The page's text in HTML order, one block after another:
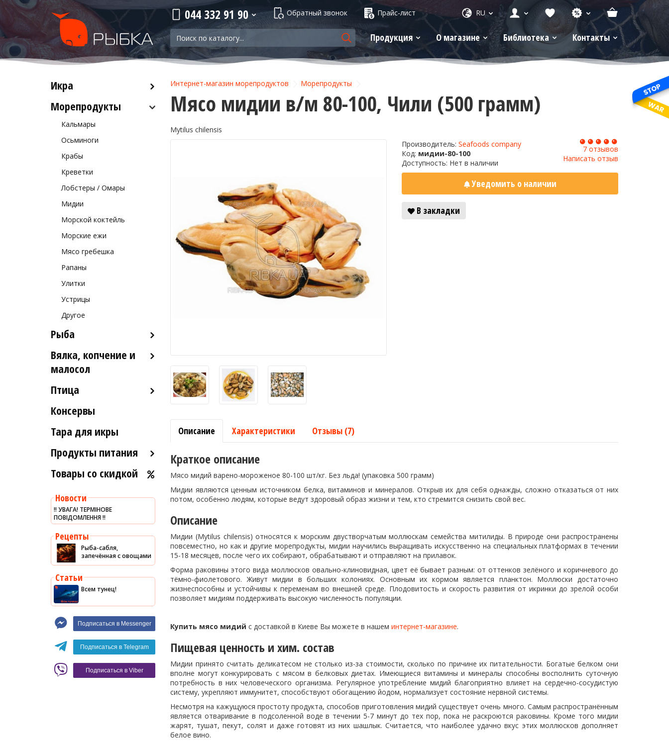
044 332 91 90 Обратный звонок Прайс-лист RU
Продукция О магазине Библиотека Контакты
Икра
Красная икра
Морепродукты
Кальмары
Осьминоги
Крабы
Креветки
Лобстеры / Омары
Мидии
Морской коктейль
Морские ежи
Мясо гребешка
Рапаны
Улитки
Устрицы
Другое
Рыба
Рыба деликатесных сортов
Рыба столовых сортов
Вялка, копчение и
малосол
Икра вяленая
Рыба слабосоленая
Рыба холодного и
Птица
Индейка
Консервы
Тара для икры
Продукты питания
Оливковое масло
Уксус
Сыры
Соусы
Сладости
Рис
Оливки
Мясные изделия
Вино
Белое вино
Красное вино
Кофе
Blaser
Товары со скидкой
Новости
‼️ УВАГА! ТЕРМІНОВЕ
ПОВІДОМЛЕННЯ ‼️
Рецепты
Рыба-сабля,
запечённая с овощами
Статьи
Всем тунец!
Подписаться в Messenger
Подписаться в Telegram
Подписаться в Viber
Интернет-магазин морепродуктов Морепродукты
Мясо мидии в/м 80-100, Чили (500 грамм)
Mytilus chilensis
Производитель: Seafoods company
Код: мидии-80-100
Доступность: Нет в наличии
7 отзывов
Написать отзыв
Уведомить о наличии
В закладки
Описание Характеристики Отзывы (7)
Краткое описание
Мясо мидий варено-мороженое 80-100 шт/кг. Без льда! (упаковка 500 грамм)
Мидии являются ценным источником белка, витаминов и минералов. Открыв их для себя однажды, сложно отказаться от них
потом, особенно людям, которые ведут здоровый образ жизни и тем, кто стремится снизить свой вес.
Описание
Мидии (Mytilus chilensis) относятся к морским двустворчатым моллюскам семейства митилиды. В природе они распространены
повсеместно, но как и другие морепродукты, мидии научились выращивать искусственно на специальных платформах в течении
15-18 месяцев, после чего их собирают, обрабатывают и отправляют на прилавок.
Форма раковины этого вида моллюсков овально-клиновидная, цвет её бывает разным: от оттенков зелёного и коричневого до
тёмно-фиолетового. Живут мидии в больших колониях. Основным их кормом является планктон. Моллюски достаточно
жизнеспособны и устойчивы к переменам во внешней среде. Плодовитость и скорость развития от икринки до зрелой особи
позволяет мидиям поддерживать высокую численность популяции.
Купить мясо мидий с доставкой в Киеве Вы можете в нашем интернет-магазине.
Пищевая ценность и хим. состав
Мидии принято считать деликатесом не столько из-за стоимости, сколько по причине их питательности. Богатые белком они
вполне могут конкурировать с мясом в белковых диетах. Имеющиеся витамины и минералы способны восполнить суточную
потребность в них человеческого организма. Регулярное употребление мидий благоприятно влияет на сердечно-сосудистую
систему, укрепляют иммунитет, способствуют обогащению йодом, нормализует состояние нервной системы.
Несмотря на кажущуюся простоту продукта, способов приготовления мидий существует очень много. Самым распространённым
является отваривание в подсоленной воде в течении 5-7 минут до тех пор, пока не раскроются раковины. Кроме того мидии
жарят, тушат, пекут, солят и даже готовят из них шашлык. Считается, что наиболее удачно вкус этих моллюсков дополняет
белое вино.